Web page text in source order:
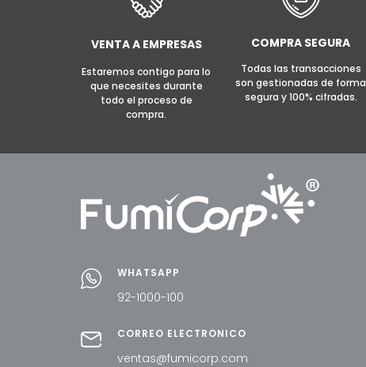
VENTA A EMPRESAS
Estaremos contigo para lo
que necesites durante
todo el proceso de
compra.
COMPRA SEGURA
Todas las transacciones
son gestionadas de forma
segura y 100% cifradas.
WHATSAPP
92-1000-100
CORREO ELECTRÓNICO
ventas@fumicorp.com